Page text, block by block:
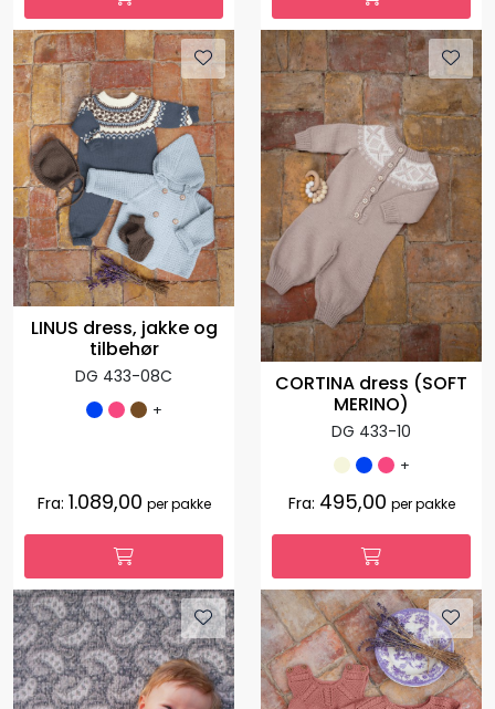
LINUS dress, jakke og
tilbehør
DG 433-08C
+
Fra: 1.089,00 per pakke
CORTINA dress (SOFT
MERINO)
DG 433-10
+
Fra: 495,00 per pakke